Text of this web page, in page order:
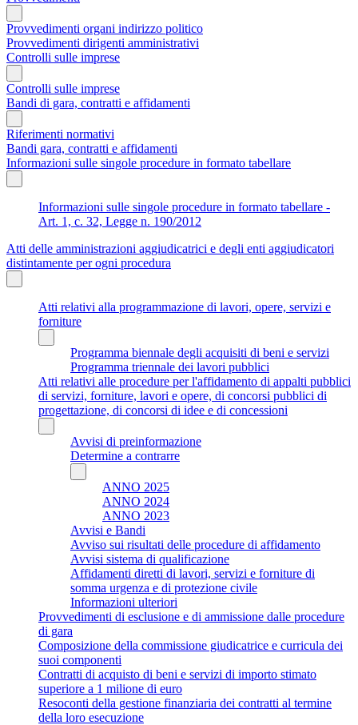
Provvedimenti organi indirizzo politico
Provvedimenti dirigenti amministrativi
Controlli sulle imprese
Controlli sulle imprese
Bandi di gara, contratti e affidamenti
Riferimenti normativi
Bandi gara, contratti e affidamenti
Informazioni sulle singole procedure in formato tabellare
Informazioni sulle singole procedure in formato tabellare -
Art. 1, c. 32, Legge n. 190/2012
Atti delle amministrazioni aggiudicatrici e degli enti aggiudicatori
distintamente per ogni procedura
Atti relativi alla programmazione di lavori, opere, servizi e
forniture
Programma biennale degli acquisiti di beni e servizi
Programma triennale dei lavori pubblici
Atti relativi alle procedure per l'affidamento di appalti pubblici
di servizi, forniture, lavori e opere, di concorsi pubblici di
progettazione, di concorsi di idee e di concessioni
Avvisi di preinformazione
Determine a contrarre
ANNO 2025
ANNO 2024
ANNO 2023
Avvisi e Bandi
Avviso sui risultati delle procedure di affidamento
Avvisi sistema di qualificazione
Affidamenti diretti di lavori, servizi e forniture di
somma urgenza e di protezione civile
Informazioni ulteriori
Provvedimenti di esclusione e di ammissione dalle procedure
di gara
Composizione della commissione giudicatrice e curricula dei
suoi componenti
Contratti di acquisto di beni e servizi di importo stimato
superiore a 1 milione di euro
Resoconti della gestione finanziaria dei contratti al termine
della loro esecuzione